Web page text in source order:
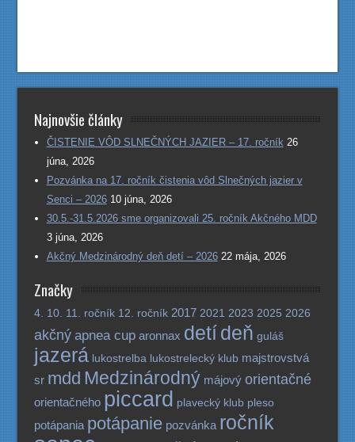
Najnovšie články
ČISTENIE VÔD SLNEČNÝCH JAZIER – 17. ročník 26
júna, 2026
Pozvánka na 17. ročník čistenia vôd Slnečných jazier v
Senci – 2026 10 júna, 2026
30.5.-31.5.2026 sme organizovali 25. ročník Akčného MDD
3 júna, 2026
Akčný Medzinárodný deň detí – 2026 22 mája, 2026
Značky
4. 10. 11. ročník 12. ročník 2017 2021 2023 2025 2026
akčný apnea cup aronnax detídeň guláš
jazerá lukostrelba lukostrelecký klub majstrovstvá
sr mdd Medzinárodný májový orientačné
orientačného piccard plavecký klub pleso
potápania potápanie pozvánka ročník